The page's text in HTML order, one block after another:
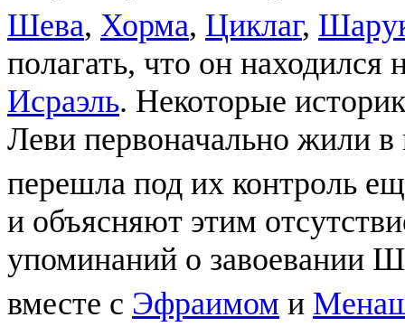
Шева, Хорма, Циклаг,
полагать, что он
Исраэль. Некоторые
Леви первоначально жили в
перешла под их контроль
и объясняют этим
упоминаний о завоевании
вместе с Эфраимом и